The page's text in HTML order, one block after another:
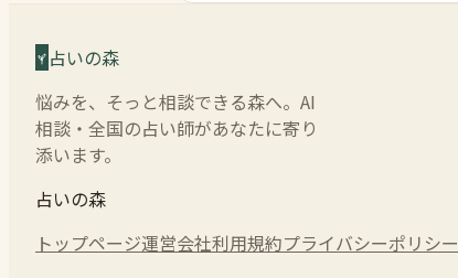
占いの森
悩みを、そっと相談できる森へ。AI
相談・全国の占い師があなたに寄り
添います。
占いの森
トップページ運営会社利用規約プライバシーポリシー